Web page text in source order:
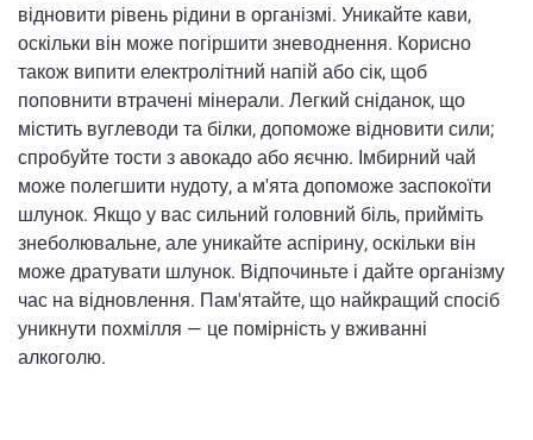
відновити рівень рідини в організмі. Уникайте кави,
оскільки він може погіршити зневоднення. Корисно
також випити електролітний напій або сік, щоб
поповнити втрачені мінерали. Легкий сніданок, що
містить вуглеводи та білки, допоможе відновити сили;
спробуйте тости з авокадо або яєчню. Імбирний чай
може полегшити нудоту, а м'ята допоможе заспокоїти
шлунок. Якщо у вас сильний головний біль, прийміть
знеболювальне, але уникайте аспірину, оскільки він
може дратувати шлунок. Відпочиньте і дайте організму
час на відновлення. Пам'ятайте, що найкращий спосіб
уникнути похмілля — це помірність у вживанні
алкоголю.